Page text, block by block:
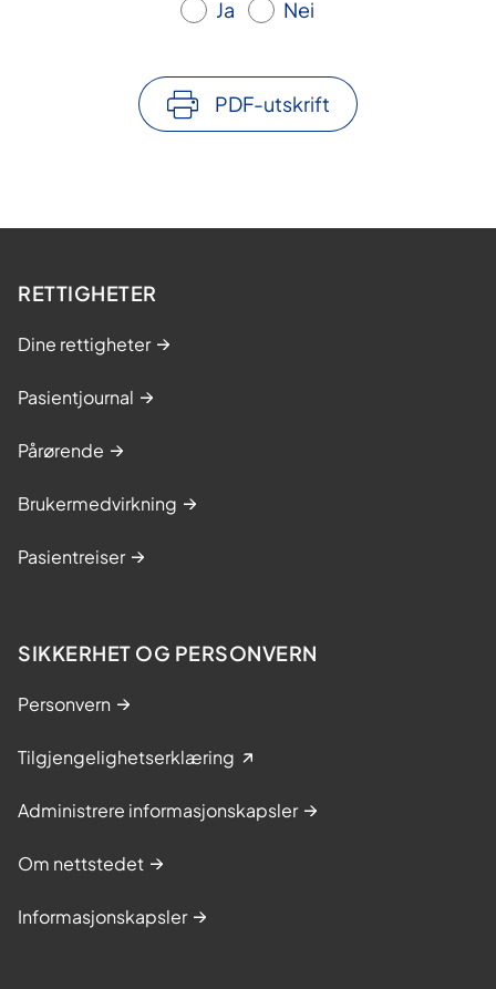
Ja Nei
PDF-utskrift
RETTIGHETER
Dine rettigheter
Pasientjournal
Pårørende
Brukermedvirkning
Pasientreiser
SIKKERHET OG PERSONVERN
Personvern
Tilgjengelighetserklæring
Administrere informasjonskapsler
Om nettstedet
Informasjonskapsler